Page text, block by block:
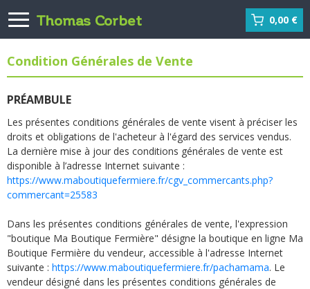
Thomas Corbet 0,00 €
Condition Générales de Vente
PRÉAMBULE
Les présentes conditions générales de vente visent à préciser les
droits et obligations de l'acheteur à l'égard des services vendus.
La dernière mise à jour des conditions générales de vente est
disponible à l’adresse Internet suivante :
https://www.maboutiquefermiere.fr/cgv_commercants.php?
commercant=25583
Dans les présentes conditions générales de vente, l'expression
"boutique Ma Boutique Fermière" désigne la boutique en ligne Ma
Boutique Fermière du vendeur, accessible à l'adresse Internet
suivante : https://www.maboutiquefermiere.fr/pachamama. Le
vendeur désigné dans les présentes conditions générales de